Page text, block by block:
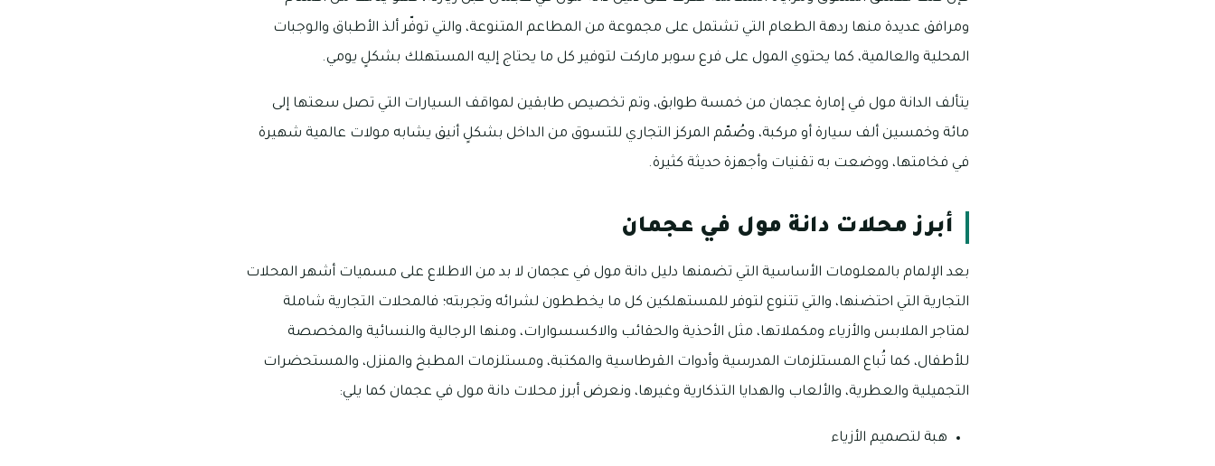
ومرافق عديدة منها ردهة الطعام التي تشتمل على مجموعة من المطاعم المتنوعة، والتي توفّر ألذ الأطباق والوجبات
المحلية والعالمية، كما يحتوي المول على فرع سوبر ماركت لتوفير كل ما يحتاج إليه المستهلك بشكلٍ يومي.
يتألف الدانة مول في إمارة عجمان من خمسة طوابق، وتم تخصيص طابقين لمواقف السيارات التي تصل سعتها إلى
مائة وخمسين ألف سيارة أو مركبة، وصُمّم المركز التجاري للتسوق من الداخل بشكلٍ أنيق يشابه مولات عالمية شهيرة
في فخامتها، ووضعت به تقنيات وأجهزة حديثة كثيرة.
أبرز محلات دانة مول في عجمان
بعد الإلمام بالمعلومات الأساسية التي تضمنها دليل دانة مول في عجمان لا بد من الاطلاع على مسميات أشهر المحلات
التجارية التي احتضنها، والتي تتنوع لتوفر للمستهلكين كل ما يخططون لشرائه وتجربته؛ فالمحلات التجارية شاملة
لمتاجر الملابس والأزياء ومكملاتها، مثل الأحذية والحقائب والاكسسوارات، ومنها الرجالية والنسائية والمخصصة
للأطفال، كما تُباع المستلزمات المدرسية وأدوات القرطاسية والمكتبة، ومستلزمات المطبخ والمنزل، والمستحضرات
التجميلية والعطرية، والألعاب والهدايا التذكارية وغيرها، ونعرض أبرز محلات دانة مول في عجمان كما يلي:
هبة لتصميم الأزياء